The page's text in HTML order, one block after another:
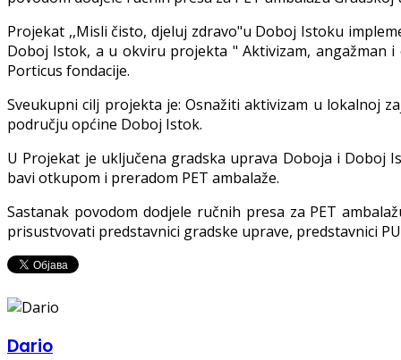
Projekat ,,Misli čisto, djeluj zdravo"u Doboj Istoku
Doboj Istok, a u okviru projekta " Aktivizam, angažman
Porticus fondacije.
Sveukupni cilj projekta je: Osnažiti aktivizam u lokalnoj
području općine Doboj Istok.
U Projekat je uključena gradska uprava Doboja i
bavi otkupom i preradom PET ambalaže.
Sastanak povodom dodjele ručnih presa za PET
prisustvovati predstavnici gradske uprave, predstavnici
Dario